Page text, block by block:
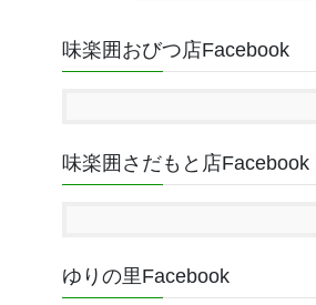
味楽囲おびつ店Facebook
味楽囲さだもと店Facebook
ゆりの里Facebook